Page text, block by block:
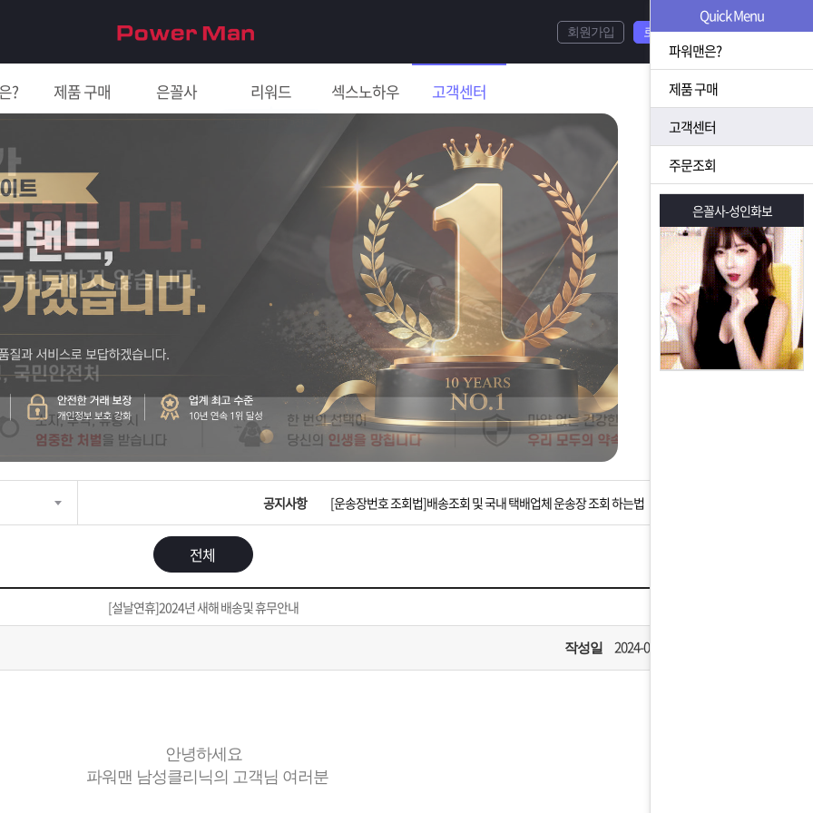
? 제품 구매 은꼴사 리워드 섹스노하우 고객센터
회원가입 로그인
공지사항
입금확인이 안되는 상황을 대비해 꼭 입금후 고객센터 연락바랍니다.
[2026구정 연휴]설 연휴 배송 및 휴무 안내
[운송장번호 조회법]배송조회 및 국내 택배업체 운송장 조회 하는법
[무인택배함 이용 안내] 집 밖에 주소로 택배 받기
전체
[설날연휴]2024년 새해 배송및 휴무안내
작성일 2024-01-26
안녕하세요
파워맨 남성클리닉의 고객님 여러분
Quick Menu
파워맨은?
제품 구매
고객센터
주문조회
은꼴사-성인화보 은꼴사-성인화보